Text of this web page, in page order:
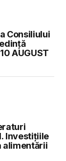
Consiliului
AUGUST
Investițiile
alimentării